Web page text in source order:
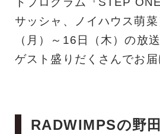
サッシャ、ノイハウス萌
（月）～16日（木）の放
ゲスト盛りだくさんでお届
RADWIMPSの野